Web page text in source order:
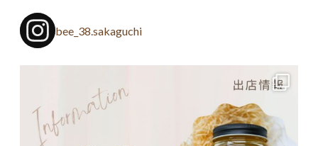
bee_38.sakaguchi